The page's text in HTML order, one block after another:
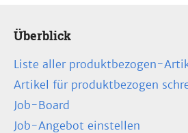
Überblick
Liste aller produktbezogen-
Artikel für produktbezogen
Job-Board
Job-Angebot einstellen